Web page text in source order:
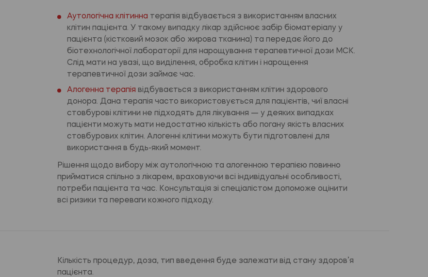
Аутологічна клітинна терапія відбувається з використанням власних
клітин пацієнта. У такому випадку лікар здійснює забір біоматеріалу у
пацієнта (кістковий мозок або жирова тканина) та передає його до
біотехнологічної лабораторії для нарощування терапевтичної дози МСК.
Слід мати на увазі, що виділення, обробка клітин і нарощення
терапевтичної дози займає час.
Алогенна терапія відбувається з використанням клітин здорового
донора. Дана терапія часто використовується для пацієнтів, чиї власні
стовбурові клітини не підходять для лікування — у деяких випадках
пацієнти можуть мати недостатню кількість або погану якість власних
стовбурових клітин. Алогенні клітини можуть бути підготовлені для
використання в будь-який момент.
Рішення щодо вибору між аутологічною та алогенною терапією повинно
прийматися спільно з лікарем, враховуючи всі індивідуальні особливості,
потреби пацієнта та час. Консультація зі спеціалістом допоможе оцінити
всі ризики та переваги кожного підходу.
Кількість процедур, доза, тип введення буде залежати від стану здоров’я
пацієнта.